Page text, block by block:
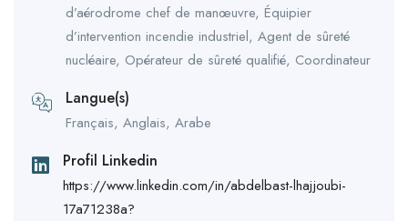
d’aérodrome chef de manœuvre, Équipier
d’intervention incendie industriel, Agent de sûreté
nucléaire, Opérateur de sûreté qualifié, Coordinateur
Langue(s)
Français, Anglais, Arabe
Profil Linkedin
https://www.linkedin.com/in/abdelbast-lhajjoubi-
17a71238a?